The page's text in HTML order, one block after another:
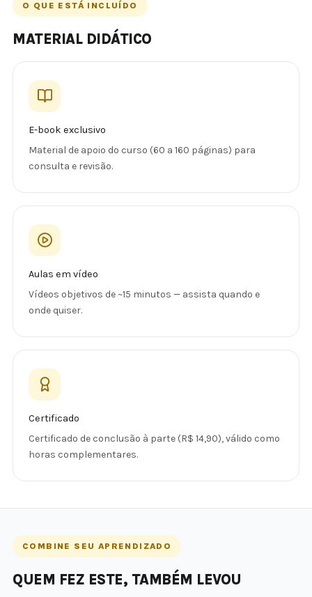
O QUE ESTÁ INCLUÍDO
MATERIAL DIDÁTICO
E-book exclusivo
Material de apoio do curso (60 a 160 páginas) para
consulta e revisão.
Aulas em vídeo
Vídeos objetivos de ~15 minutos — assista quando e
onde quiser.
Certificado
Certificado de conclusão à parte (R$ 14,90), válido como
horas complementares.
COMBINE SEU APRENDIZADO
QUEM FEZ ESTE, TAMBÉM LEVOU